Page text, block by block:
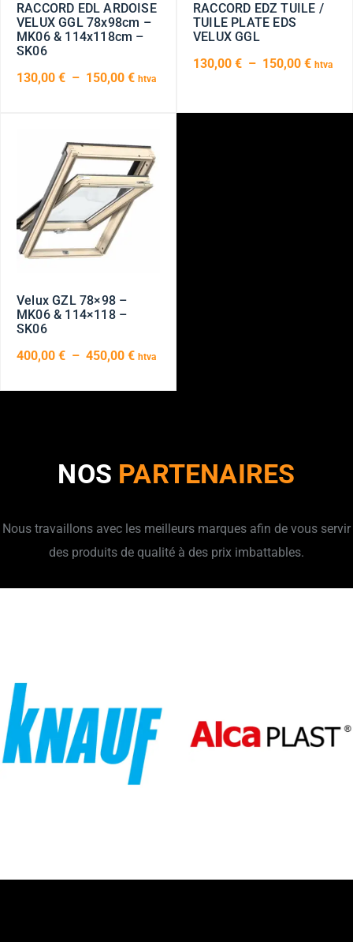
RACCORD EDL ARDOISE
VELUX GGL 78x98cm –
MK06 & 114x118cm –
SK06
130,00 € – 150,00 € htva
RACCORD EDZ TUILE /
TUILE PLATE EDS
VELUX GGL
130,00 € – 150,00 € htva
Velux GZL 78×98 –
MK06 & 114×118 –
SK06
400,00 € – 450,00 € htva
NOS PARTENAIRES
Nous travaillons avec les meilleurs marques afin de vous servir
des produits de qualité à des prix imbattables.